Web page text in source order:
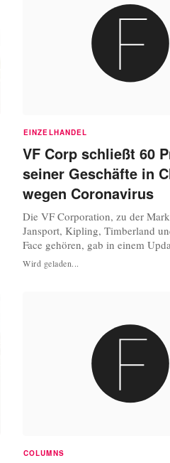
EINZELHANDEL
VF Corp schließt 60
seiner Geschäfte in
wegen Coronavirus
Die VF Corporation, zu der
Jansport, Kipling, Timberland
Face gehören, gab in einem
Einfluss des Coronavirus auf die
China bekannt, dass 60 Prozent
Wird geladen...
COLUMNS